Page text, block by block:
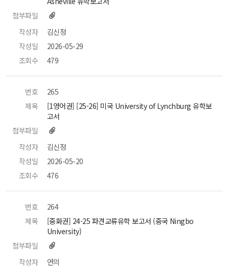
첨부파일
작성자
김신정
작성일
2026-05-29
조회수
479
번호
265
제목
[1영어권] [25-26] 미국 University of Lynchburg 유학보
고서
첨부파일
작성자
김신정
작성일
2026-05-20
조회수
476
번호
264
제목
[중화권] 24-25 파견교류유학 보고서 (중국 Ningbo
University)
첨부파일
작성자
연의